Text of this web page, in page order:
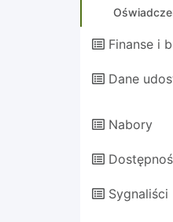
Finanse i
Dane
Nabory
Sygnaliści